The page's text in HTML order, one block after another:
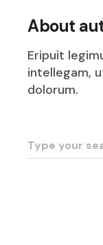
About
Eripuit
intellegam,
dolorum.
Search
for: